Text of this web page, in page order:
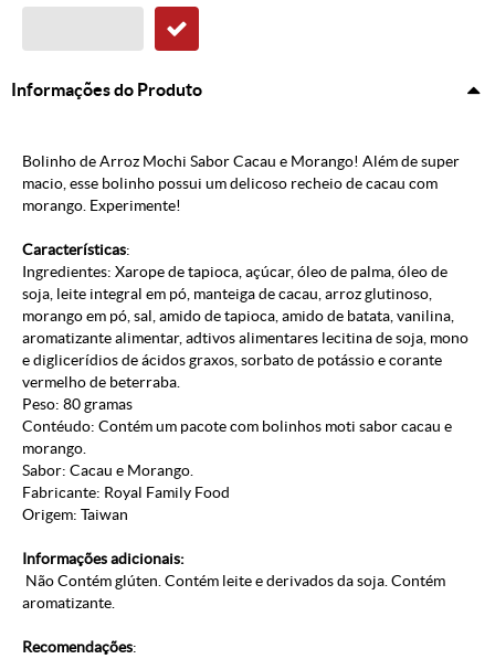
Informações do Produto
Bolinho de Arroz Mochi Sabor Cacau e Morango! Além de super
macio, esse bolinho possui um delicoso recheio de cacau com
morango. Experimente!
Características:
Ingredientes: Xarope de tapioca, açúcar, óleo de palma, óleo de
soja, leite integral em pó, manteiga de cacau, arroz glutinoso,
morango em pó, sal, amido de tapioca, amido de batata, vanilina,
aromatizante alimentar, adtivos alimentares lecitina de soja, mono
e diglicerídios de ácidos graxos, sorbato de potássio e corante
vermelho de beterraba.
Peso: 80 gramas
Contéudo: Contém um pacote com bolinhos moti sabor cacau e
morango.
Sabor: Cacau e Morango.
Fabricante: Royal Family Food
Origem: Taiwan
Informações adicionais:
Não Contém glúten. Contém leite e derivados da soja. Contém
aromatizante.
Recomendações: